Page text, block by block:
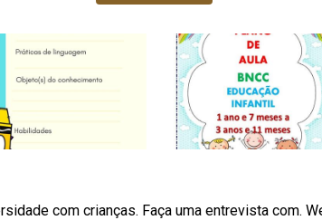
com crianças. Faça uma entrevista com.